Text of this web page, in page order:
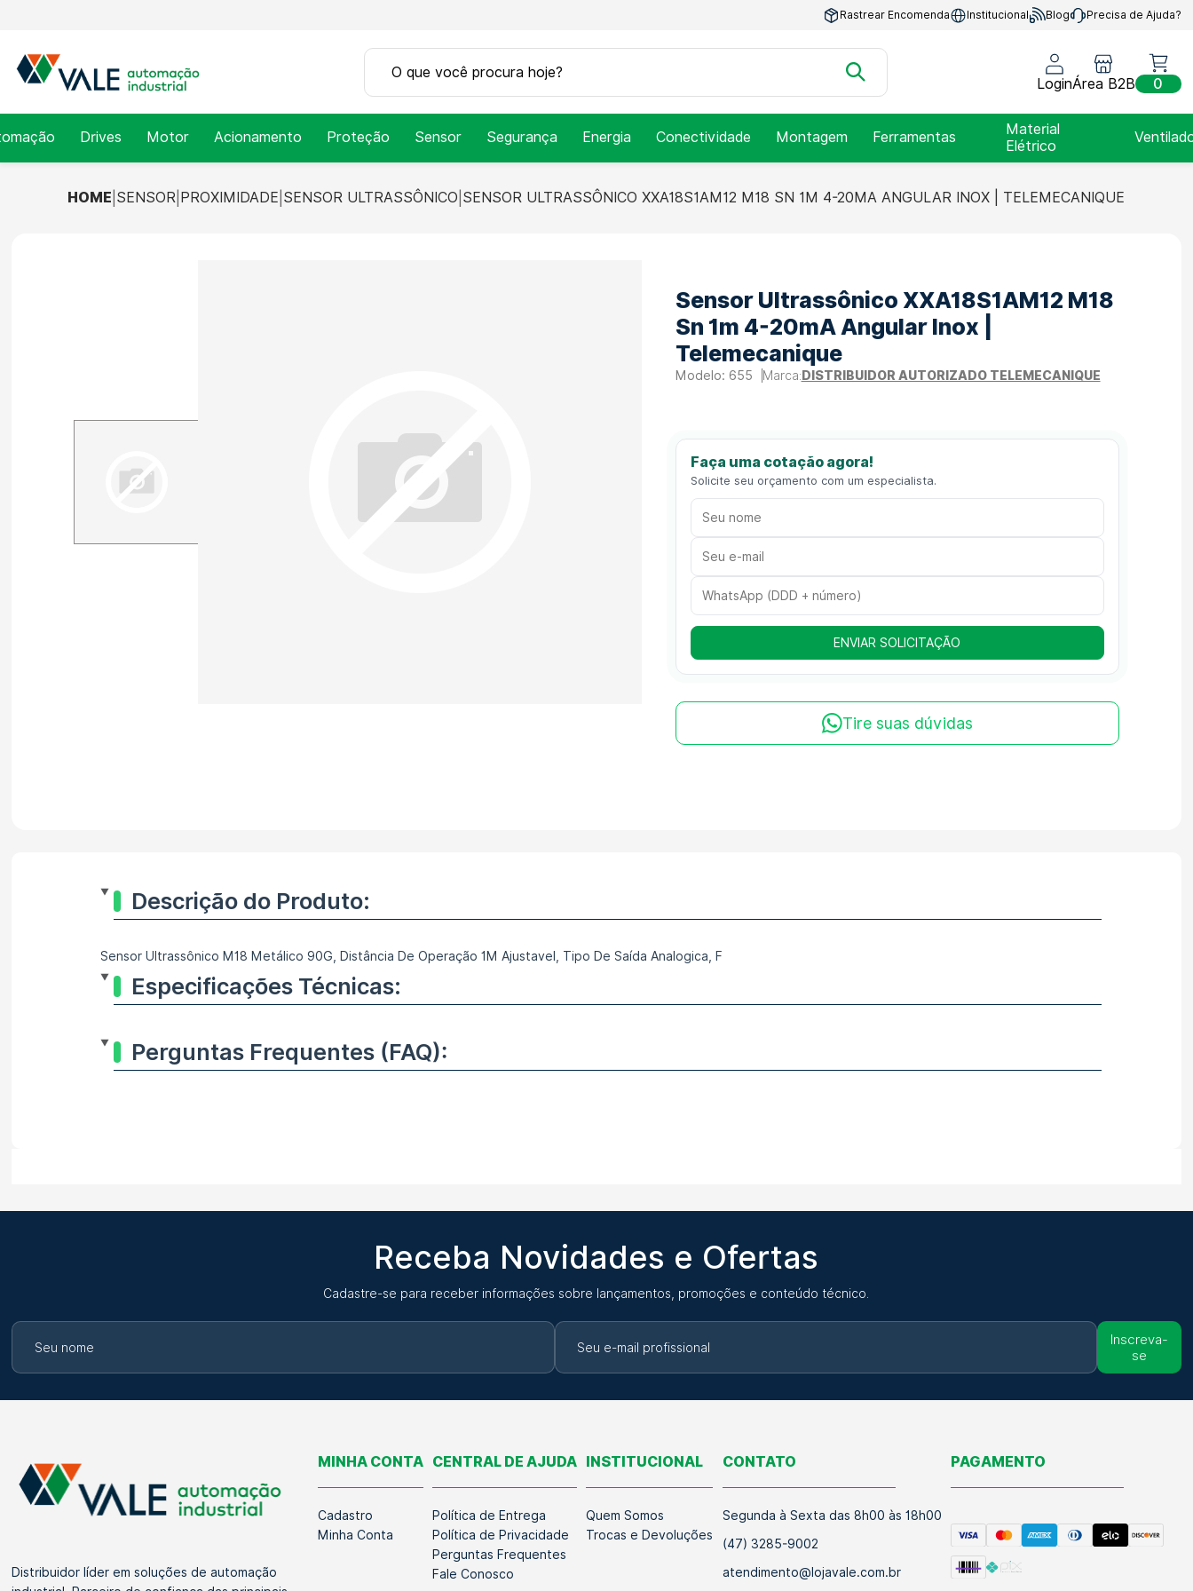
Rastrear Encomenda Institucional Blog Precisa de Ajuda?
LoginÁrea B2B 0
Drives Motor Acionamento Proteção Sensor Segurança Energia Conectividade Montagem Ferramentas
Material
Elétrico
HOME SENSOR PROXIMIDADE SENSOR ULTRASSÔNICO SENSOR ULTRASSÔNICO XXA18S1AM12 M18 SN 1M 4-20MA ANGULAR INOX | TELEMECANIQUE
Sensor Ultrassônico XXA18S1AM12 M18
Sn 1m 4-20mA Angular Inox |
Telemecanique
655 DISTRIBUIDOR AUTORIZADO TELEMECANIQUE
Faça uma cotação agora!
Solicite seu orçamento com um especialista.
ENVIAR SOLICITAÇÃO
Tire suas dúvidas
Descrição do Produto:
Sensor Ultrassônico M18 Metálico 90G, Distância De Operação 1M Ajustavel, Tipo De Saída Analogica, F
Especificações Técnicas:
Perguntas Frequentes (FAQ):
Receba Novidades e Ofertas
Cadastre-se para receber informações sobre lançamentos, promoções e conteúdo técnico.
Inscreva-
se
Distribuidor líder em soluções de automação
MINHA CONTA
Cadastro
Minha Conta
CENTRAL DE AJUDA
Política de Entrega
Política de Privacidade
Perguntas Frequentes
Fale Conosco
INSTITUCIONAL
Quem Somos
Trocas e Devoluções
CONTATO
Segunda à Sexta das 8h00 às 18h00
(47) 3285-9002
atendimento@lojavale.com.br
PAGAMENTO